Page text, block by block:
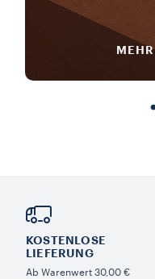
KOSTENLOSE
LIEFERUNG
Ab Warenwert 30,00 €